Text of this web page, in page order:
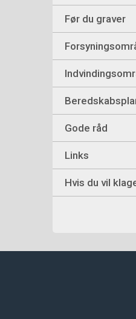
Før du graver
Gode råd
Links
Hvis du vil